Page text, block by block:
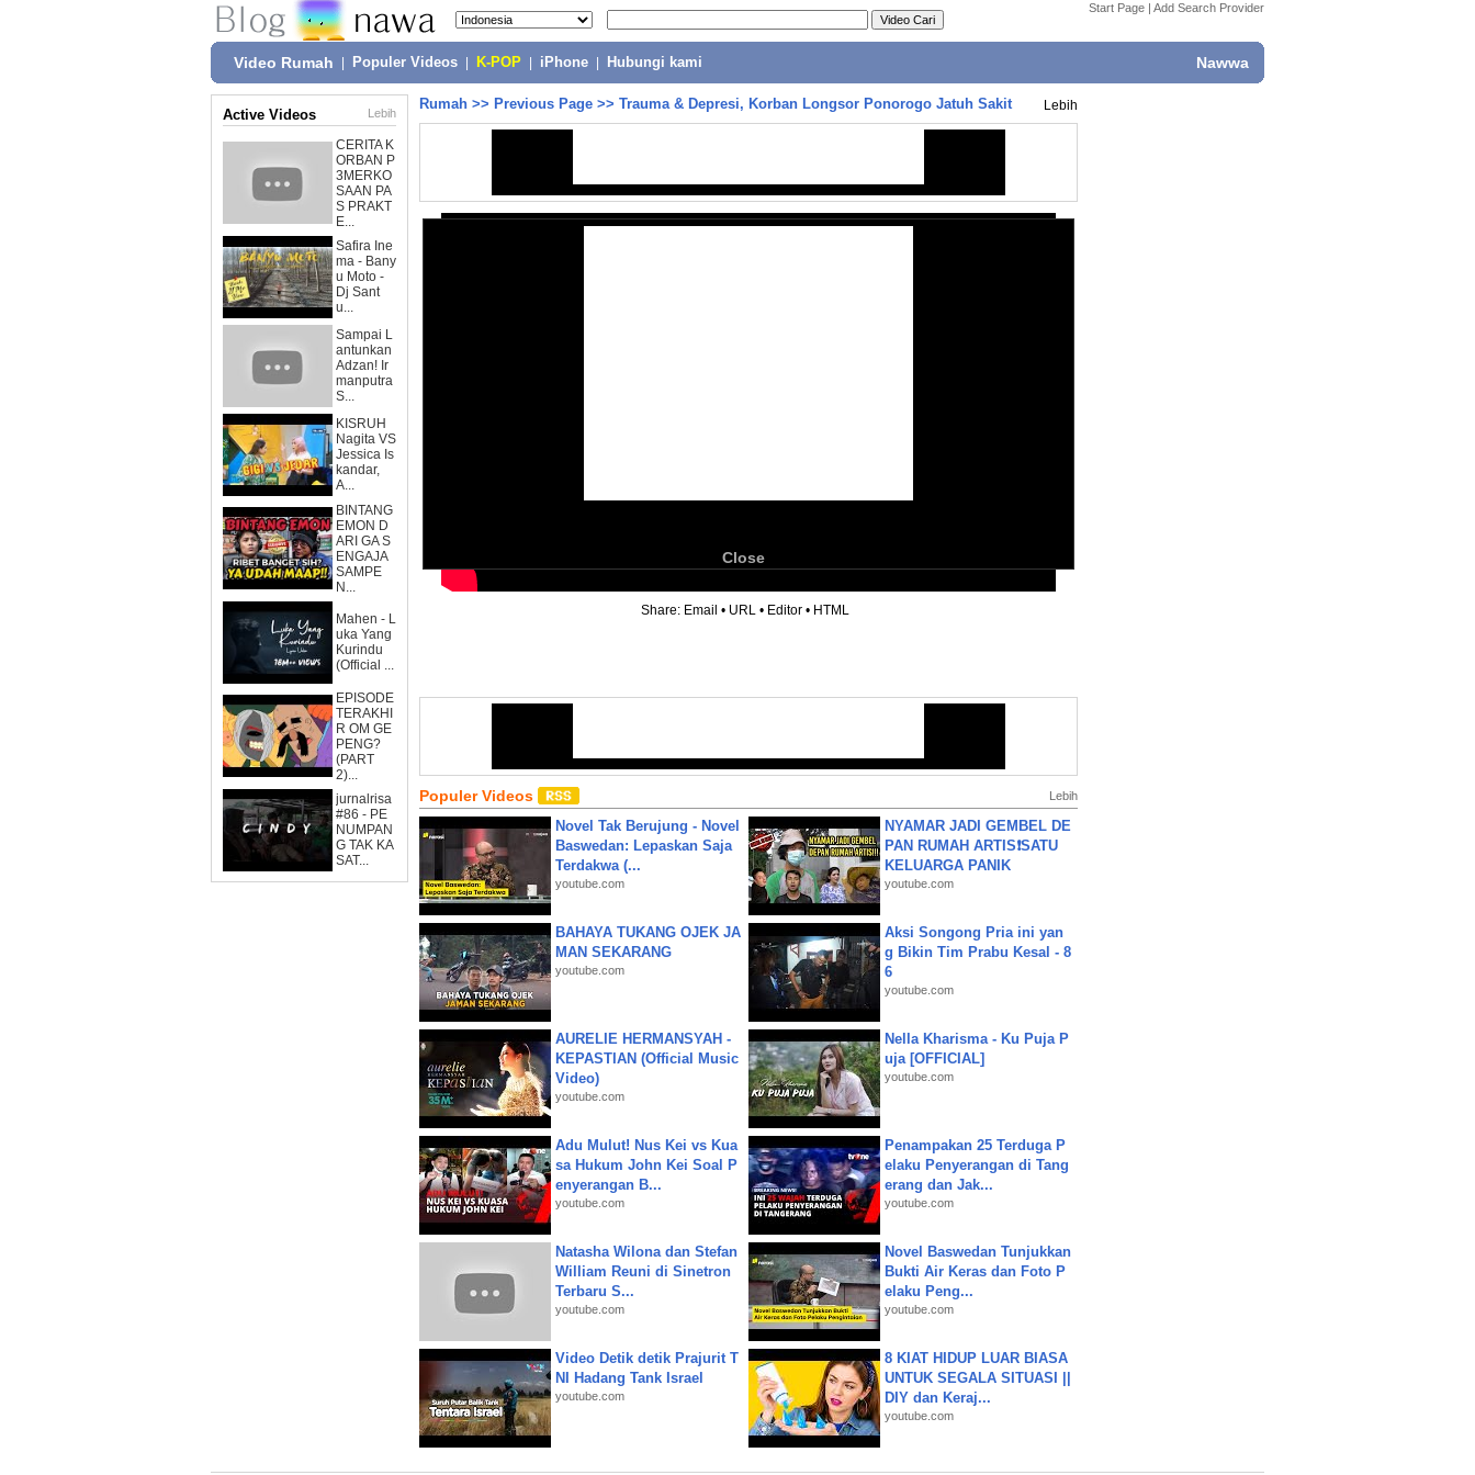
Start Page | Add Search Provider
Video Rumah Populer Videos K-POP iPhone Hubungi kami Nawwa
Active Videos Lebih
CERITA K
ORBAN P
3MERKO
SAAN PA
S PRAKT
E...
Safira Ine
ma - Bany
u Moto -
Dj Sant
u...
Sampai L
antunkan
Adzan! Ir
manputra
S...
KISRUH
Nagita VS
Jessica Is
kandar,
A...
BINTANG
EMON D
ARI GA S
ENGAJA
SAMPE
N...
Mahen - L
uka Yang
Kurindu
(Official ...
EPISODE
TERAKHI
R OM GE
PENG?
(PART
2)...
jurnalrisa
#86 - PE
NUMPAN
G TAK KA
SAT...
Rumah >> Previous Page >> Trauma & Depresi, Korban Longsor Ponorogo Jatuh Sakit Lebih
Close
Share: Email • URL • Editor • HTML
Populer Videos Lebih
Novel Tak Berujung - Novel
Baswedan: Lepaskan Saja
Terdakwa (...
youtube.com
NYAMAR JADI GEMBEL DE
PAN RUMAH ARTIS❗SATU
KELUARGA PANIK
youtube.com
BAHAYA TUKANG OJEK JA
MAN SEKARANG
youtube.com
Aksi Songong Pria ini yan
g Bikin Tim Prabu Kesal - 8
6
youtube.com
AURELIE HERMANSYAH -
KEPASTIAN (Official Music
Video)
youtube.com
Nella Kharisma - Ku Puja P
uja [OFFICIAL]
youtube.com
Adu Mulut! Nus Kei vs Kua
sa Hukum John Kei Soal P
enyerangan B...
youtube.com
Penampakan 25 Terduga P
elaku Penyerangan di Tang
erang dan Jak...
youtube.com
Natasha Wilona dan Stefan
William Reuni di Sinetron
Terbaru S...
youtube.com
Novel Baswedan Tunjukkan
Bukti Air Keras dan Foto P
elaku Peng...
youtube.com
Video Detik detik Prajurit T
NI Hadang Tank Israel
youtube.com
8 KIAT HIDUP LUAR BIASA
UNTUK SEGALA SITUASI ||
DIY dan Keraj...
youtube.com